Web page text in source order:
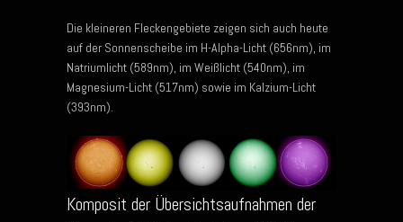
Die kleineren Fleckengebiete zeigen sich auch heute
auf der Sonnenscheibe im H-Alpha-Licht (656nm), im
Natriumlicht (589nm), im Weißlicht (540nm), im
Magnesium-Licht (517nm) sowie im Kalzium-Licht
(393nm).
Komposit der Übersichtsaufnahmen der